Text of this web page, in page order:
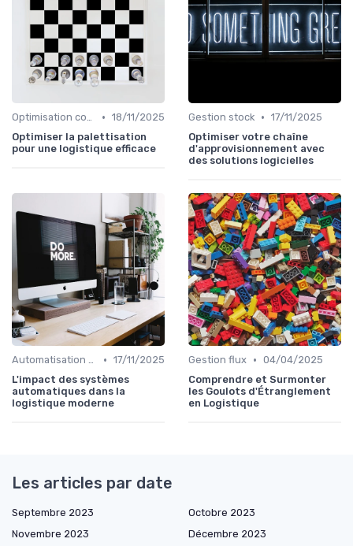
Optimisation coûts • 18/11/2025
Optimiser la palettisation
pour une logistique efficace
Gestion stock • 17/11/2025
Optimiser votre chaîne
d'approvisionnement avec
des solutions logicielles
Automatisation processus • 17/11/2025
L'impact des systèmes
automatiques dans la
logistique moderne
Gestion flux • 04/04/2025
Comprendre et Surmonter
les Goulots d'Étranglement
en Logistique
Les articles par date
Septembre 2023
Octobre 2023
Novembre 2023
Décembre 2023